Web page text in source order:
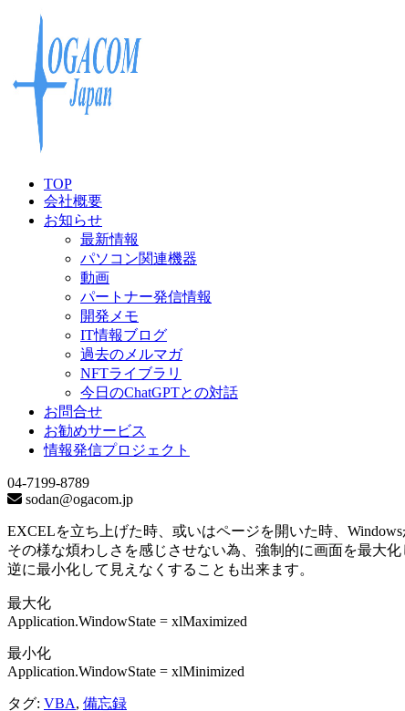
TOP
会社概要
お知らせ
最新情報
パソコン関連機器
動画
パートナー発信情報
開発メモ
IT情報ブログ
過去のメルマガ
NFTライブラリ
今日のChatGPTとの対話
お問合せ
お勧めサービス
情報発信プロジェクト
04-7199-8789
sodan@ogacom.jp
EXCELを立ち上げた時、或いはページを開いた時、
その様な煩わしさを感じさせない為、強制的に画面を最大化
逆に最小化して見えなくすることも出来ます。
最大化
Application.WindowState = xlMaximized
最小化
Application.WindowState = xlMinimized
タグ: VBA, 備忘録